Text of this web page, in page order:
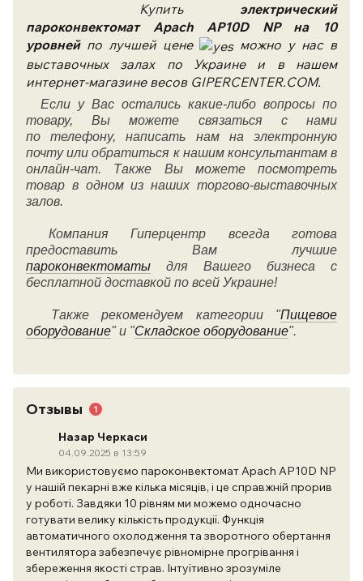
Купитьэлектрический
пароконвектомат ApachAP10D NP на 10
уровней по лучшей цене
можно у нас в
выставочных залах по Украине и в нашем
интернет-магазине весов GIPERCENTER.COM.
Если у Вас остались какие-либо вопросы по
товару, Вы можете связаться с нами
потелефону, написать нам на электронную
почту или обратиться к нашим консультантам в
онлайн-чат. Также Вы можете посмотреть
товар в одном из наших торгово-выставочных
залов.
Компания Гиперцентр всегда готова
предоставить Вам лучшие
пароконвектоматы
для Вашего бизнеса с
бесплатной доставкой по всей Украине!
Также рекомендуем категории "Пищевое
оборудование" и "Складское оборудование".
Отзывы 1
Назар Черкаси
04.09.2025 в 13:59
Ми використовуємо пароконвектомат Apach AP10D NP
у нашій пекарні вже кілька місяців, і це справжній прорив
у роботі. Завдяки 10 рівням ми можемо одночасно
готувати велику кількість продукції. Функція
автоматичного охолодження та зворотного обертання
вентилятора забезпечує рівномірне прогрівання і
збереження якості страв. Інтуїтивно зрозуміле